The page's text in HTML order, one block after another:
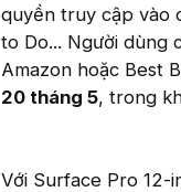
quyền truy cập vào
to Do... Người dùng
Amazon hoặc Best
20 tháng 5, trong
Với Surface Pro 12-